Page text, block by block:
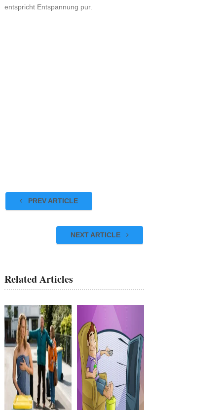
entspricht Entspannung pur.
PREV ARTICLE
NEXT ARTICLE
Related Articles